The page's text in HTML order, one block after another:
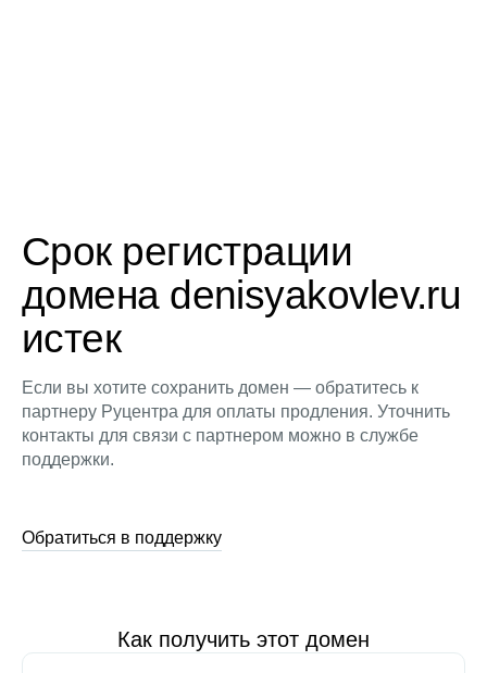
Срок регистрации
домена denisyakovlev.ru
истек
Если вы хотите сохранить домен — обратитесь к
партнеру Руцентра для оплаты продления. Уточнить
контакты для связи с партнером можно в службе
поддержки.
Обратиться в поддержку
Как получить этот домен